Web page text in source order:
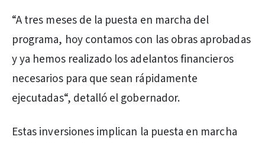
“A tres meses de la puesta en marcha del
programa, hoy contamos con las obras aprobadas
y ya hemos realizado los adelantos financieros
necesarios para que sean rápidamente
ejecutadas“, detalló el gobernador.
Estas inversiones implican la puesta en marcha